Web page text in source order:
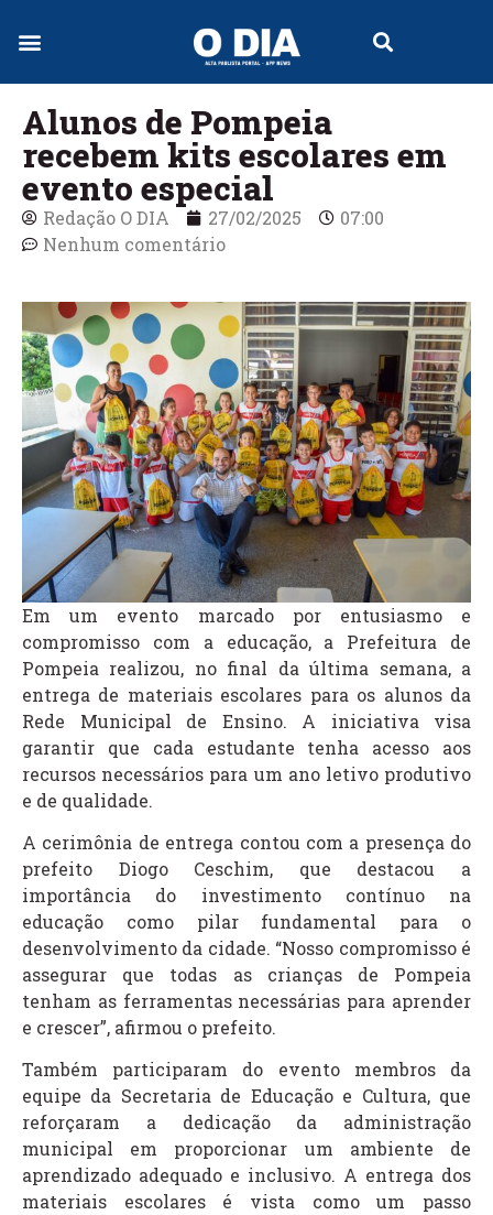
Alunos de Pompeia
recebem kits escolares em
evento especial
Redação O DIA 27/02/2025
07:00
Nenhum comentário
Em um evento marcado por entusiasmo e
compromisso com a educação, a Prefeitura de
Pompeia realizou, no final da última semana, a
entrega de materiais escolares para os alunos da
Rede Municipal de Ensino. A iniciativa visa
garantir que cada estudante tenha acesso aos
recursos necessários para um ano letivo produtivo
e de qualidade.
A cerimônia de entrega contou com a presença do
prefeito Diogo Ceschim, que destacou a
importância do investimento contínuo na
educação como pilar fundamental para o
desenvolvimento da cidade. “Nosso compromisso é
assegurar que todas as crianças de Pompeia
tenham as ferramentas necessárias para aprender
e crescer”, afirmou o prefeito.
Também participaram do evento membros da
equipe da Secretaria de Educação e Cultura, que
reforçaram a dedicação da administração
municipal em proporcionar um ambiente de
aprendizado adequado e inclusivo. A entrega dos
materiais escolares é vista como um passo